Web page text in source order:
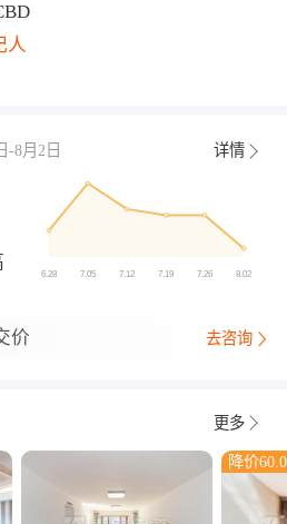
人
-8月2日 详情
价 去咨询
更多
降价